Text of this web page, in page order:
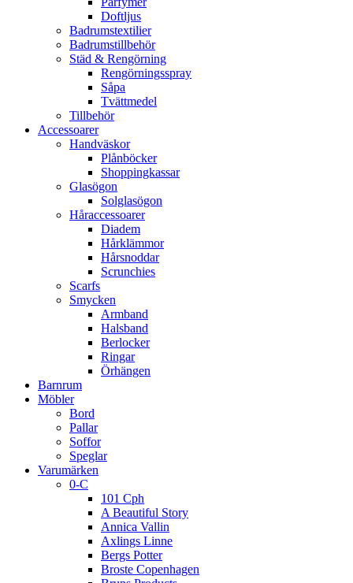
Doftljus
Badrumstextilier
Badrumstillbehör
Städ & Rengörning
Rengörningsspray
Såpa
Tvättmedel
Tillbehör
Accessoarer
Handväskor
Plånböcker
Shoppingkassar
Glasögon
Solglasögon
Håraccessoarer
Diadem
Hårklämmor
Hårsnoddar
Scrunchies
Scarfs
Smycken
Armband
Halsband
Berlocker
Ringar
Örhängen
Barnrum
Möbler
Bord
Pallar
Soffor
Speglar
Varumärken
0-C
101 Cph
A Beautiful Story
Annica Vallin
Axlings Linne
Bergs Potter
Broste Copenhagen